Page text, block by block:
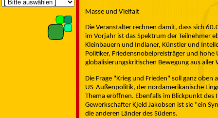
Masse und Vielfalt
Die Veranstalter rechnen damit, dass sich
im Vorjahr ist das Spektrum der Teilnehmer
Kleinbauern und Indianer, Künstler und
Politiker, Friedensnobelpreisträger und
globalisierungskritischen Bewegung aus aller
Die Frage "Krieg und Frieden" soll ganz
US-Außenpolitik, der nordamerikanische
Thema eröffnen. Ebenfalls im Blickpunkt des
Gewerkschafter Kjeld Jakobsen ist sie "ein
die anderen Länder des Südens.